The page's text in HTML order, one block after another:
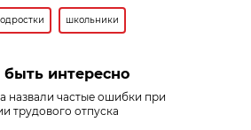
школьники
интересно
назвали частые ошибки при
трудового отпуска